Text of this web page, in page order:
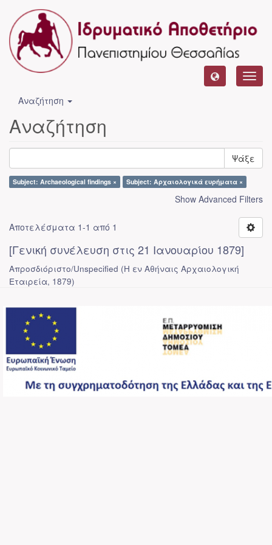
Αναζήτηση
Αναζήτηση
Ψάξε
Subject: Archaeological findings × Subject: Αρχαιολογικά ευρήματα ×
Show Advanced Filters
Αποτελέσματα 1-1 από 1
[Γενική συνέλευση στις 21 Ιανουαρίου 1879]
Απροσδιόριστο/Unspecified (Η εν Αθήναις Αρχαιολογική
Εταιρεία, 1879)